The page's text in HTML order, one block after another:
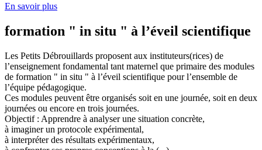
En savoir plus
formation " in situ " à l’éveil scientifique
Les Petits Débrouillards proposent aux instituteurs(rices) de
l’enseignement fondamental tant maternel que primaire des modules
de formation " in situ " à l’éveil scientifique pour l’ensemble de
l’équipe pédagogique.
Ces modules peuvent être organisés soit en une journée, soit en deux
journées ou encore en trois journées.
Objectif : Apprendre à analyser une situation concrète,
à imaginer un protocole expérimental,
à interpréter des résultats expérimentaux,